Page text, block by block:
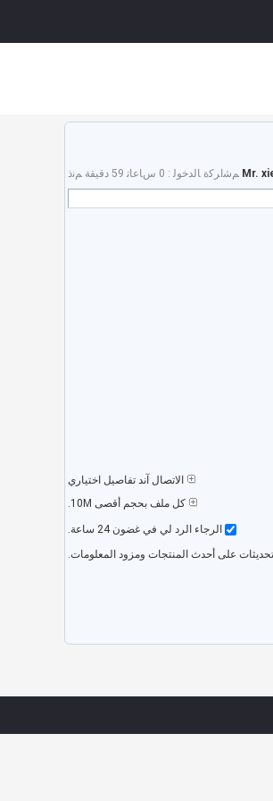
Mr. ﻢﺷﺍﺮﻛﺓ ﺎﻟﺪﺧﻮﻟ : 0 ﺱﺎﻋﺎﺗ 59 دقيقة ﻢﻧﺫ
الاتصال آند تفاصيل اختياري
كل ملف بحجم أقصى 10M.
الرجاء الرد لي في غضون 24 ساعة.
تحديثات على أحدث المنتجات ومزود المعلومات.